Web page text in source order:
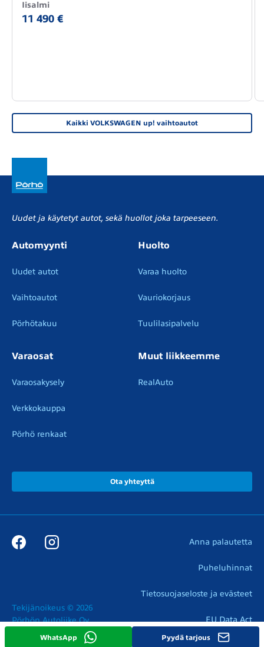
WhatsApp Pyydä tarjous
Iisalmi
11 490 €
Kaikki VOLKSWAGEN up! vaihtoautot
Uudet ja käytetyt autot, sekä huollot joka tarpeeseen.
Automyynti
Uudet autot
Vaihtoautot
Pörhötakuu
Huolto
Varaa huolto
Vauriokorjaus
Tuulilasipalvelu
Varaosat
Varaosakysely
Verkkokauppa
Pörhö renkaat
Muut liikkeemme
RealAuto
Ota yhteyttä
Tekijänoikeus © 2026
Pörhön Autoliike Oy
Anna palautetta
Puheluhinnat
Tietosuojaseloste ja evästeet
EU Data Act